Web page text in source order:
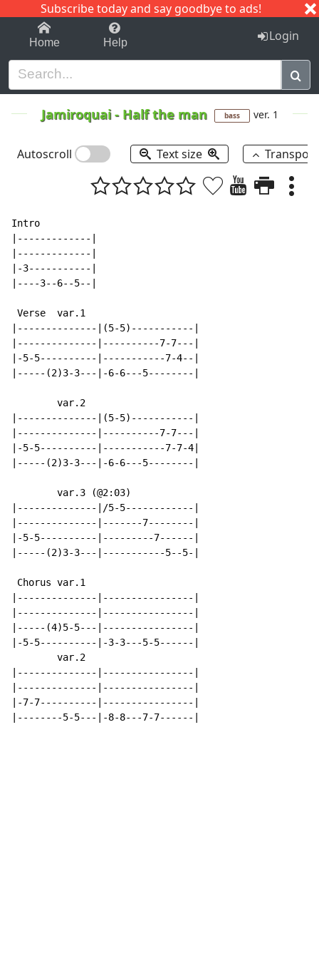
Subscribe today and say goodbye to ads!
1-9 C I J
Home Help Login
Jamiroquai- Half the man bass ver. 1
Autoscroll Text size
Intro
|-------------|
|-------------|
|-3-----------|
|----3--6--5--|
Verse  var.1
|--------------|(5-5)-----------|
|--------------|----------7-7---|
|-5-5----------|-----------7-4--|
|-----(2)3-3---|-6-6---5--------|
        var.2
|--------------|(5-5)-----------|
|--------------|----------7-7---|
|-5-5----------|-----------7-7-4|
|-----(2)3-3---|-6-6---5--------|
        var.3 (@2:03)
|--------------|/5-5------------|
|--------------|-------7--------|
|-5-5----------|---------7------|
|-----(2)3-3---|-----------5--5-|
Chorus var.1
|--------------|----------------|
|--------------|----------------|
|-----(4)5-5---|----------------|
|-5-5----------|-3-3---5-5------|
        var.2
|--------------|----------------|
|--------------|----------------|
|-7-7----------|----------------|
|--------5-5---|-8-8---7-7------|